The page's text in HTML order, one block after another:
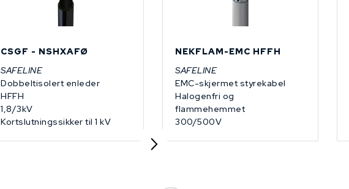
CSGF - NSHXAFØ
SAFELINE
Dobbeltisolert enleder
HFFH
1,8/3kV
Kortslutningssikker til 1 kV
NEKFLAM-EMC HFFH
SAFELINE
EMC-skjermet styrekabel
Halogenfri og
flammehemmet
300/500V